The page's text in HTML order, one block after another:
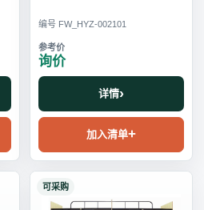
编号 FW_HYZ-002101
询价
详情
加入清单
可采购